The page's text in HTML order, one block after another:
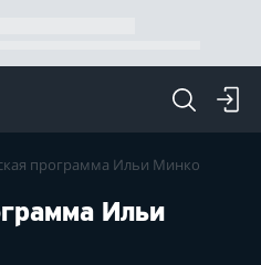
программа Ильи Минко
Ильи